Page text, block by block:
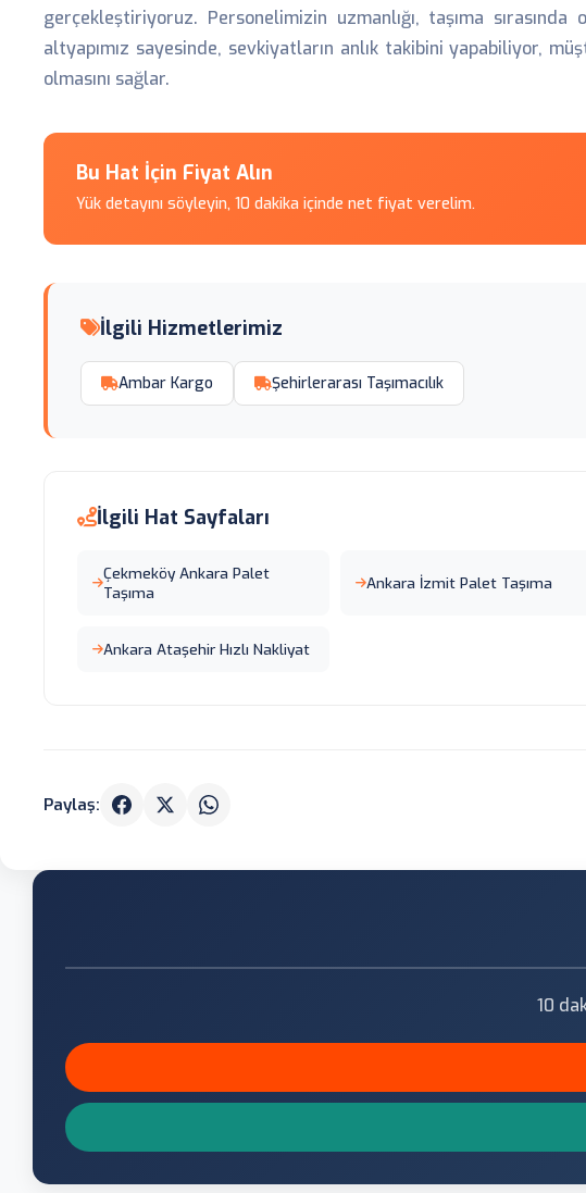
gerçekleştiriyoruz. Personelimizin uzmanlığı, taşıma
altyapımız sayesinde, sevkiyatların anlık takibini yapabiliyor,
olmasını sağlar.
Bu Hat İçin Fiyat Alın
Yük detayını söyleyin, 10 dakika içinde net fiyat verelim.
İlgili Hizmetlerimiz
Ambar Kargo Şehirlerarası Taşımacılık
İlgili Hat Sayfaları
Çekmeköy Ankara Palet
Taşıma
Ankara İzmit Palet Taşıma
Ankara Ataşehir Hızlı Nakliyat
Paylaş:
10